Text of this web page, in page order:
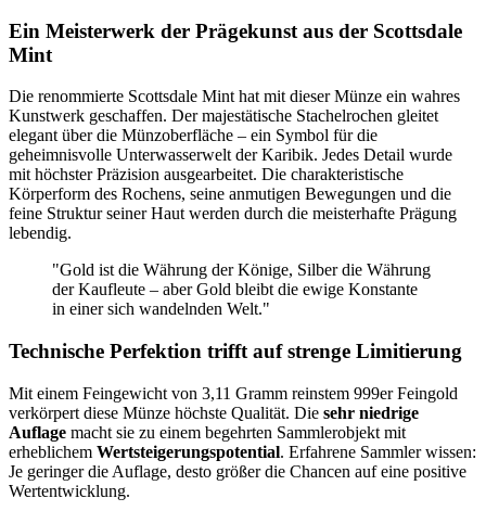
Ein Meisterwerk der Prägekunst aus der Scottsdale
Mint
Die renommierte Scottsdale Mint hat mit dieser Münze ein wahres
Kunstwerk geschaffen. Der majestätische Stachelrochen gleitet
elegant über die Münzoberfläche – ein Symbol für die
geheimnisvolle Unterwasserwelt der Karibik. Jedes Detail wurde
mit höchster Präzision ausgearbeitet. Die charakteristische
Körperform des Rochens, seine anmutigen Bewegungen und die
feine Struktur seiner Haut werden durch die meisterhafte Prägung
lebendig.
"Gold ist die Währung der Könige, Silber die Währung
der Kaufleute – aber Gold bleibt die ewige Konstante
in einer sich wandelnden Welt."
Technische Perfektion trifft auf strenge Limitierung
Mit einem Feingewicht von 3,11 Gramm reinstem 999er Feingold
verkörpert diese Münze höchste Qualität. Die sehr niedrige
Auflage macht sie zu einem begehrten Sammlerobjekt mit
erheblichem Wertsteigerungspotential. Erfahrene Sammler wissen:
Je geringer die Auflage, desto größer die Chancen auf eine positive
Wertentwicklung.